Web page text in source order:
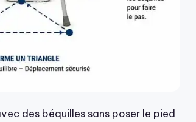
des béquilles sans poser le pied